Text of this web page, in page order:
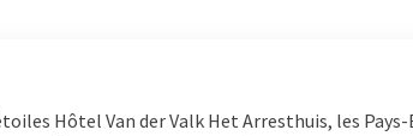
Hôtel Van der Valk Het Arresthuis, les Pays-